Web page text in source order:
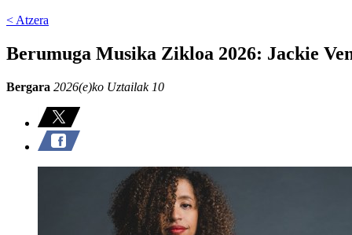
< Atzera
Berumuga Musika Zikloa 2026: Jackie
Bergara 2026(e)ko Uztailak 10